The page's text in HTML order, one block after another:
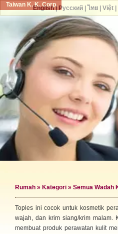
Taiwan K. K. Corp.
Rumah » Kategori » Semua Wadah
Toples ini cocok untuk kosmetik
wajah, dan krim siang/krim malam.
membuat produk perawatan kulit
English| Русский| ไทย| Việt|